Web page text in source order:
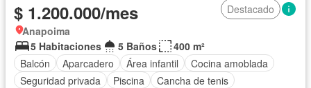
$ 1.200.000/mes
Destacado
Anapoima
5 Habitaciones
5 Baños
400 m²
Balcón
Aparcadero Área infantil
Cocina amoblada
Seguridad privada
Piscina Cancha de tenis